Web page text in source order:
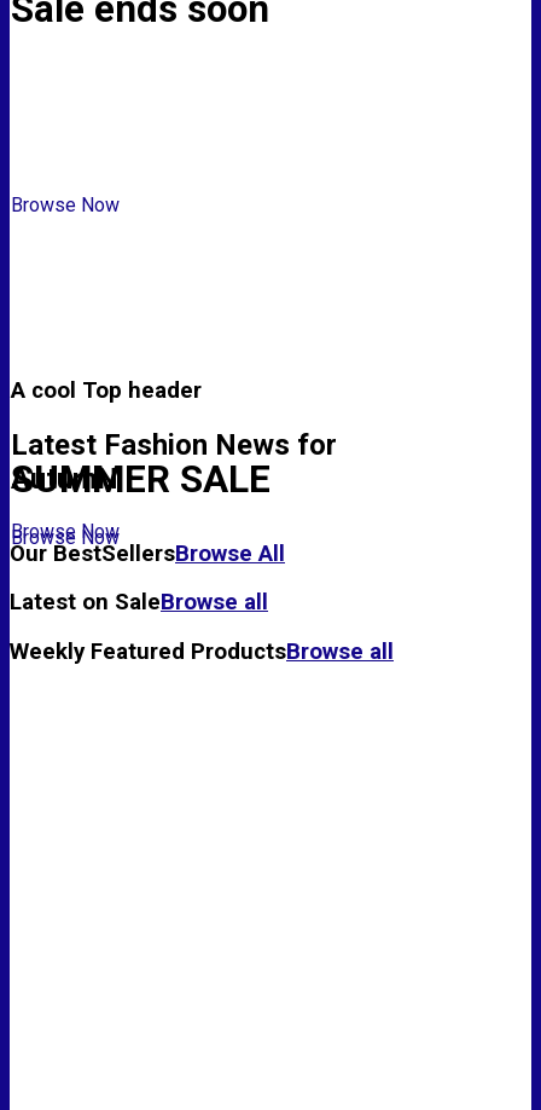
A cool Top header
Latest Fashion News for
AutumN
Browse Now
Browse Now
SUMMER SALE
Browse Now
Our BestSellersBrowse All
Latest on SaleBrowse all
Weekly Featured ProductsBrowse all